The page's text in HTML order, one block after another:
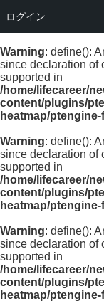
Warning: define():
since declaration of
supported in
/home/lifecareer/
content/plugins/
heatmap/
Warning: define():
since declaration of
supported in
/home/lifecareer/
content/plugins/
heatmap/
Warning: define():
since declaration of
supported in
/home/lifecareer/
content/plugins/
heatmap/
ログイン